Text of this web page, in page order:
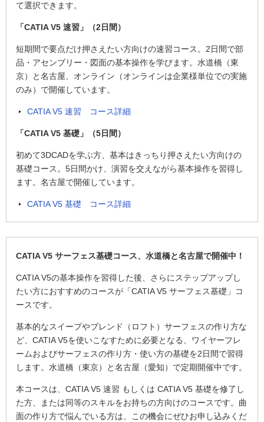
て選択できます。
「CATIA V5 速習」（2日間）
短期間で要点だけ押さえたい方向けの速習コース。2日間で部
品・アセンブリー・図面の基本操作を学びます。水道橋（東
京）と名古屋、オンライン（オンラインは企業様単位での実施
のみ）で開催しています。
CATIA V5 速習 コース詳細
「CATIA V5 基礎」（5日間）
初めて3DCADを学ぶ方、基本はきっちり押さえたい方向けの
基礎コース。5日間かけ、演習を交えながら基本操作を習得し
ます。名古屋で開催しています。
CATIA V5 基礎 コース詳細
CATIA V5 サーフェス基礎コース、水道橋と名古屋で開催中！
CATIA V5の基本操作を習得した後、さらにステップアップし
たい方におすすめのコースが「CATIA V5 サーフェス基礎」コ
ースです。
基本的なスイープやブレンド（ロフト）サーフェスの作り方な
ど、CATIA V5を使いこなすために必要となる、ワイヤーフレ
ームおよびサーフェスの作り方・使い方の基礎を2日間で習得
します。水道橋（東京）と名古屋（愛知）で定期開催中です。
本コースは、CATIA V5 速習 もしくは CATIA V5 基礎を修了し
た方、または同等のスキルをお持ちの方向けのコースです。曲
面の作り方で悩んでいる方は、この機会にぜひお申し込みくだ